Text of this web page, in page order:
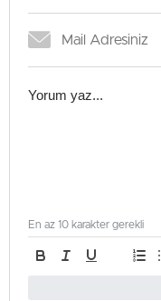
En az 10 karakter gerekli